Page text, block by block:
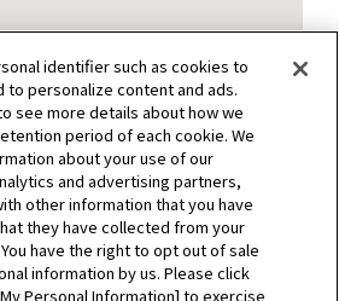
identifier such as cookies to
to personalize content and ads.
see more details about how we
period of each cookie. We
about your use of our
and advertising partners,
other information that you have
they have collected from your
have the right to opt out of sale
information by us. Please click
Personal Information] to exercise